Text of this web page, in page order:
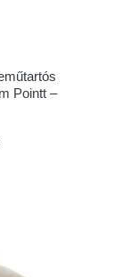
Pointt –